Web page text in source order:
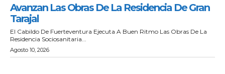
Avanzan Las Obras De La Residencia De Gran
Tarajal
El Cabildo De Fuerteventura Ejecuta A Buen Ritmo Las Obras De La
Residencia Sociosanitaria...
Agosto 10, 2026